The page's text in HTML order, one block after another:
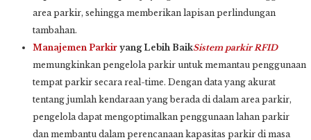
area parkir, sehingga memberikan lapisan perlindungan
tambahan.
Manajemen Parkir yang Lebih BaikSistem parkir RFID
memungkinkan pengelola parkir untuk memantau penggunaan
tempat parkir secara real-time. Dengan data yang akurat
tentang jumlah kendaraan yang berada di dalam area parkir,
pengelola dapat mengoptimalkan penggunaan lahan parkir
dan membantu dalam perencanaan kapasitas parkir di masa